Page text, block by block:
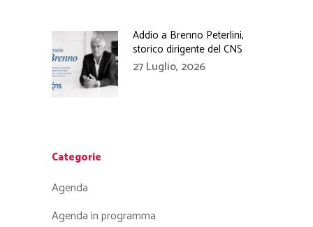
Addio a Brenno Peterlini,
storico dirigente del CNS
27 Luglio, 2026
Categorie
Agenda
Agenda in programma